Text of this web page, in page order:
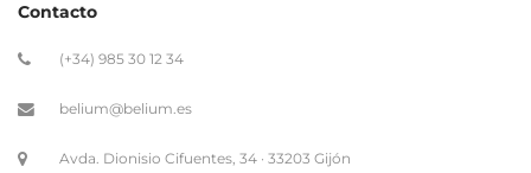
Contacto
(+34) 985 30 12 34
belium@belium.es
Avda. Dionisio Cifuentes, 34 · 33203 Gijón